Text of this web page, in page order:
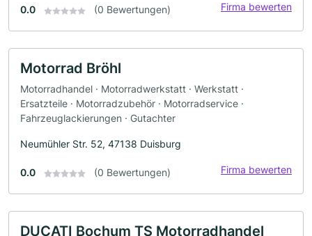
0.0 (0 Bewertungen) Firma bewerten
Motorrad Bröhl
Motorradhandel · Motorradwerkstatt · Werkstatt ·
Ersatzteile · Motorradzubehör · Motorradservice ·
Fahrzeuglackierungen · Gutachter
Neumühler Str. 52, 47138 Duisburg
0.0 (0 Bewertungen) Firma bewerten
DUCATI Bochum TS Motorradhandel